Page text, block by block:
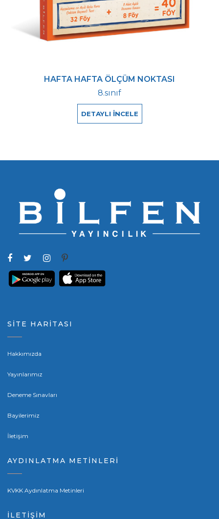
HAFTA HAFTA ÖLÇÜM NOKTASI
8.sınıf
DETAYLI İNCELE
SİTE HARİTASI
Hakkımızda
Yayınlarımız
Deneme Sınavları
Bayilerimiz
İletişim
AYDINLATMA METİNLERİ
KVKK Aydınlatma Metinleri
İLETİŞİM